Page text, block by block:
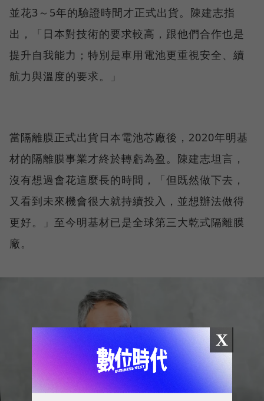
並花3～5年的驗證時間才正式出貨。陳建志指
出，「日本對技術的要求較高，跟他們合作也是
提升自我能力；特別是車用電池更重視安全、續
航力與溫度的要求。」
當隔離膜正式出貨日本電池芯廠後，2020年明基
材的隔離膜事業才終於轉虧為盈。陳建志坦言，
沒有想過會花這麼長的時間，「但既然做下去，
又看到未來機會很大就持續投入，並想辦法做得
更好。」至今明基材已是全球第三大乾式隔離膜
廠。
X